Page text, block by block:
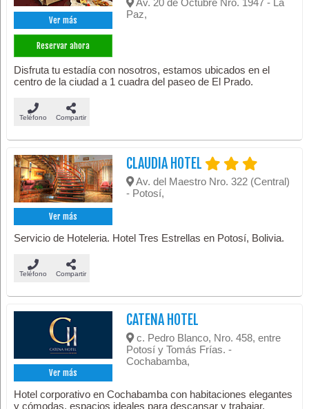
Ver más
Reservar ahora
Av. 20 de Octubre Nro. 1947 - La
Paz,
Disfruta tu estadía con nosotros, estamos ubicados en el
centro de la ciudad a 1 cuadra del paseo de El Prado.
Teléfono Compartir
Ver más
CLAUDIA HOTEL
Av. del Maestro Nro. 322 (Central)
- Potosí,
Servicio de Hoteleria. Hotel Tres Estrellas en Potosí, Bolivia.
Teléfono Compartir
Ver más
CATENA HOTEL
c. Pedro Blanco, Nro. 458, entre
Potosí y Tomás Frías. -
Cochabamba,
Hotel corporativo en Cochabamba con habitaciones elegantes
y cómodas, espacios ideales para descansar y trabajar.